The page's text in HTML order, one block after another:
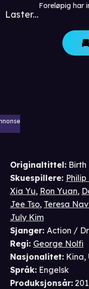
Laster...
Foreløpig har
Originaltittel:
Skuespillere:
Xia Yu, Ron Yuan,
Jee Tso, Teresa
July Kim
Sjanger: Action /
Regi: George Nolfi
Nasjonalitet: Kina,
Språk: Engelsk
Produksjonsår: